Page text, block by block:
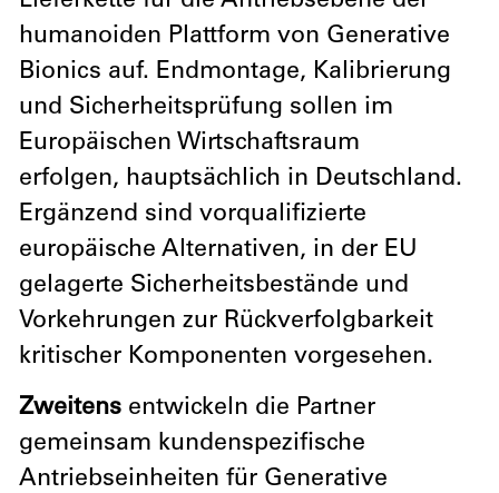
humanoiden Plattform von Generative
Bionics auf. Endmontage, Kalibrierung
und Sicherheitsprüfung sollen im
Europäischen Wirtschaftsraum
erfolgen, hauptsächlich in Deutschland.
Ergänzend sind vorqualifizierte
europäische Alternativen, in der EU
gelagerte Sicherheitsbestände und
Vorkehrungen zur Rückverfolgbarkeit
kritischer Komponenten vorgesehen.
Zweitens entwickeln die Partner
gemeinsam kundenspezifische
Antriebseinheiten für Generative